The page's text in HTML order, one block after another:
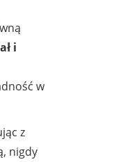
i
w
z
nigdy